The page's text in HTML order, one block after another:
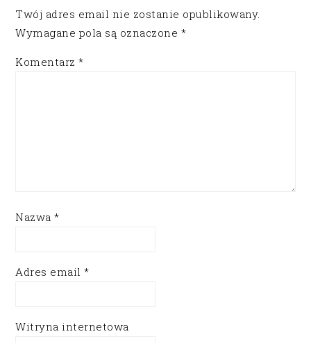
Twój adres email nie zostanie opublikowany.
Wymagane pola są oznaczone *
Komentarz*
Nazwa*
Adres email*
Witryna internetowa